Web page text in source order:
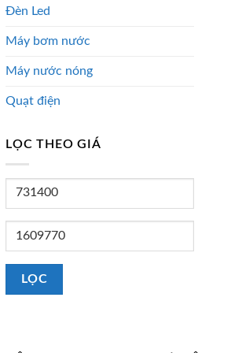
Đèn Led
Máy bơm nước
Máy nước nóng
Quạt điện
LỌC THEO GIÁ
Giá
thiểu
Giá
đa
LỌC